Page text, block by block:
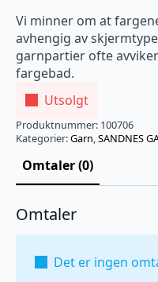
Vi minner om at
avhengig av
garnpartier ofte
fargebad.
Utsolgt
Produktnummer: 100706
Kategorier:Garn,SANDNES
Omtaler (0)
Omtaler
Det er ingen